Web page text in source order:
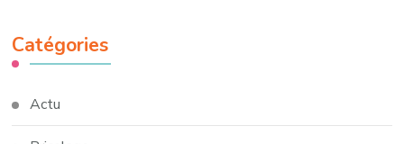
Catégories
Actu